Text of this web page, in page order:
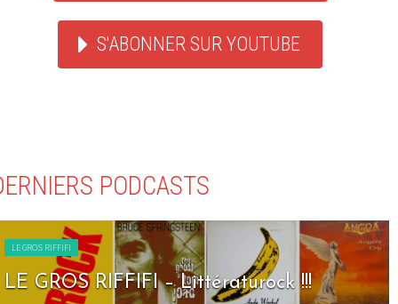
S'ABONNER SUR YOUTUBE
PODCASTS
LE GROS RIFFIFI
LE GROS RIFFIFI – Seven Days To Rock !!!